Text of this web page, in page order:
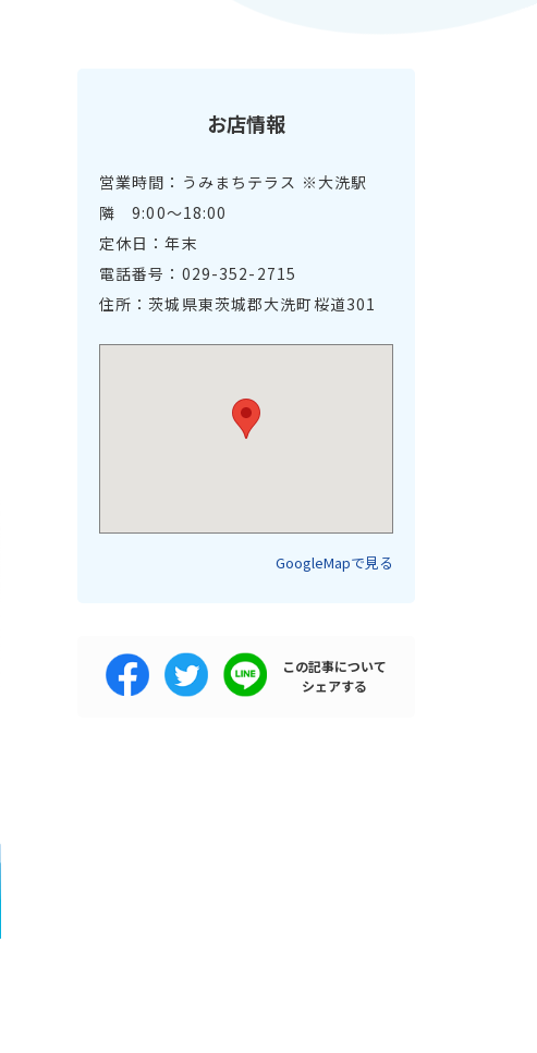
お店情報
営業時間：うみまちテラス ※大洗駅
隣 9:00～18:00
定休日：年末
電話番号：029-352-2715
住所：茨城県東茨城郡大洗町桜道301
GoogleMapで見る
この記事について
シェアする